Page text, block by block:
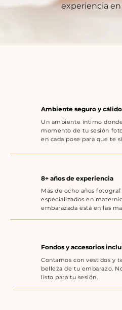
experiencia
Ambiente seguro y cálido
Un ambiente íntimo
momento de tu sesión
en cada pose para que te
8+ años de experiencia
Más de ocho años
especializados en
embarazada está en las
Fondos y accesorios
Contamos con vestidos y
belleza de tu embarazo.
listo para tu sesión.